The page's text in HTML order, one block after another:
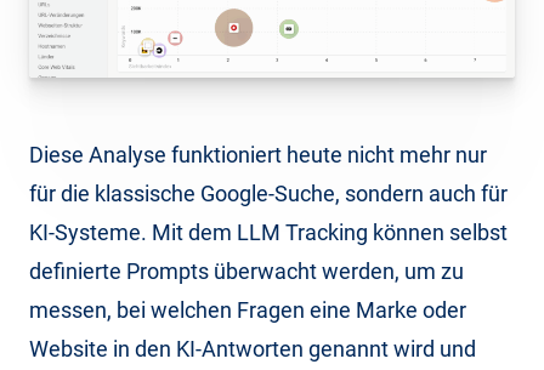
Diese Analyse funktioniert heute nicht mehr nur
für die klassische Google-Suche, sondern auch für
KI-Systeme. Mit dem LLM Tracking können selbst
definierte Prompts überwacht werden, um zu
messen, bei welchen Fragen eine Marke oder
Website in den KI-Antworten genannt wird und